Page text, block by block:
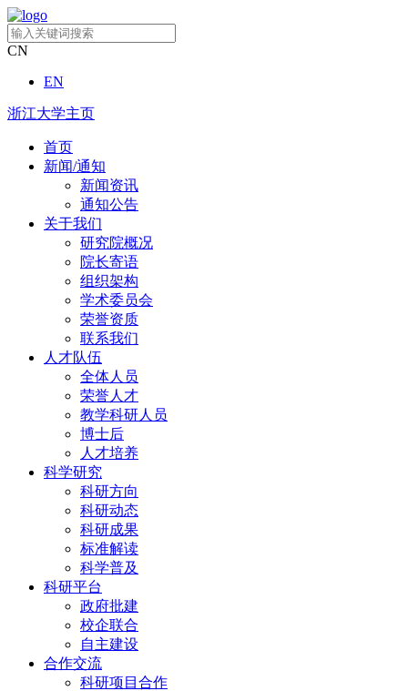
CN
EN
浙江大学主页
首页
新闻/通知
新闻资讯
通知公告
关于我们
研究院概况
院长寄语
组织架构
学术委员会
荣誉资质
联系我们
人才队伍
全体人员
荣誉人才
教学科研人员
博士后
人才培养
科学研究
科研方向
科研动态
科研成果
标准解读
科学普及
科研平台
政府批建
校企联合
自主建设
合作交流
科研项目合作